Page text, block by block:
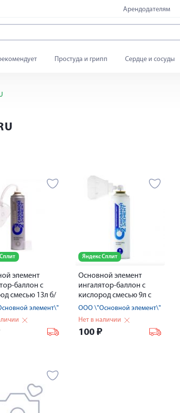
Арендодателям
Простуда и грипп Сердце и сосуды
элемент
баллон с
смесью 13л б/
3 + маскаэлемент\" RU
Яндекс Сплит
Основной элемент
ингалятор-баллон с
кислород смесью 9л с
жесткой маской
ООО \"Основной элемент\" RU
Нет в наличии
100 ₽